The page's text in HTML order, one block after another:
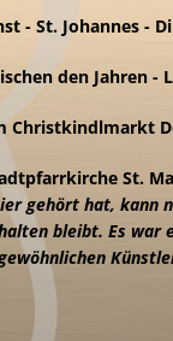
- St. Johannes -
den Jahren
Christkindlmarkt
St.
gehört hat, kann
bleibt. Es war